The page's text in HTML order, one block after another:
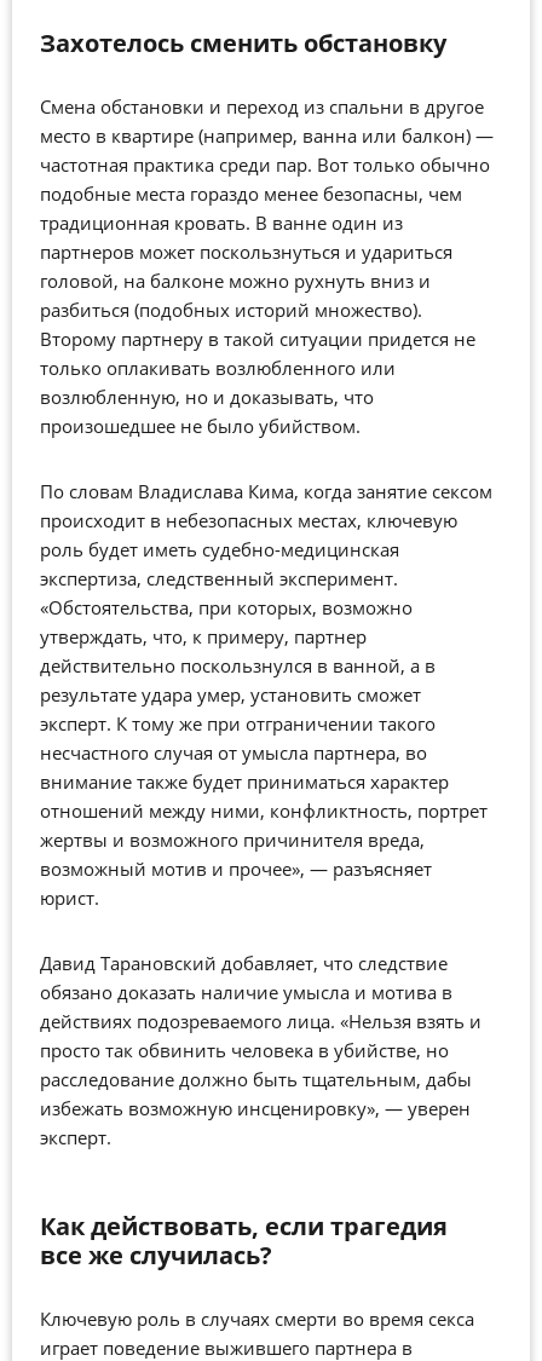
Захотелось сменить обстановку
Смена обстановки и переход из спальни в другое
место в квартире (например, ванна или балкон) —
частотная практика среди пар. Вот только обычно
подобные места гораздо менее безопасны, чем
традиционная кровать. В ванне один из
партнеров может поскользнуться и удариться
головой, на балконе можно рухнуть вниз и
разбиться (подобных историй множество).
Второму партнеру в такой ситуации придется не
только оплакивать возлюбленного или
возлюбленную, но и доказывать, что
произошедшее не было убийством.
По словам Владислава Кима, когда занятие сексом
происходит в небезопасных местах, ключевую
роль будет иметь судебно-медицинская
экспертиза, следственный эксперимент.
«Обстоятельства, при которых, возможно
утверждать, что, к примеру, партнер
действительно поскользнулся в ванной, а в
результате удара умер, установить сможет
эксперт. К тому же при отграничении такого
несчастного случая от умысла партнера, во
внимание также будет приниматься характер
отношений между ними, конфликтность, портрет
жертвы и возможного причинителя вреда,
возможный мотив и прочее», — разъясняет
юрист.
Давид Тарановский добавляет, что следствие
обязано доказать наличие умысла и мотива в
действиях подозреваемого лица. «Нельзя взять и
просто так обвинить человека в убийстве, но
расследование должно быть тщательным, дабы
избежать возможную инсценировку», — уверен
эксперт.
Как действовать, если трагедия
все же случилась?
Ключевую роль в случаях смерти во время секса
играет поведение выжившего партнера в